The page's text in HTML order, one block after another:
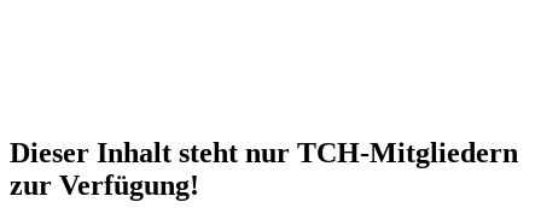
Dieser Inhalt steht nur TCH-Mitgliedern
zur Verfügung!